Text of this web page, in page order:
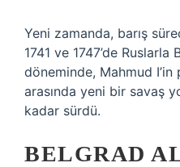
Yeni zamanda, barış
1741 ve 1747’de Ruslarla
döneminde, Mahmud
arasında yeni bir savaş
kadar sürdü.
BELGRAD